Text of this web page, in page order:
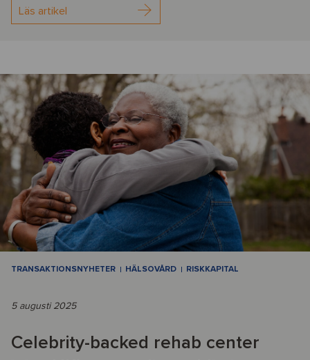
Läs artikel
TRANSAKTIONSNYHETER HÄLSOVÅRD RISKKAPITAL
5 augusti 2025
Celebrity-backed rehab center